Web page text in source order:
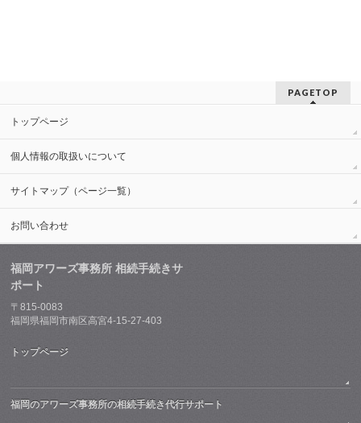
PAGETOP
トップページ
個人情報の取扱いについて
サイトマップ（ページ一覧）
お問い合わせ
福岡アワーズ事務所 相続手続きサ
ポート
〒815-0083
福岡県福岡市南区高宮4-15-27-403
トップページ
福岡のアワーズ事務所の相続手続き代行サポート